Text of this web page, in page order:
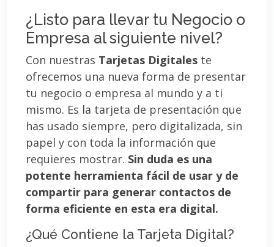
¿Listo para llevar tu Negocio o
Empresa al siguiente nivel?
Con nuestras Tarjetas Digitales te
ofrecemos una nueva forma de presentar
tu negocio o empresa al mundo y a ti
mismo. Es la tarjeta de presentación que
has usado siempre, pero digitalizada, sin
papel y con toda la información que
requieres mostrar. Sin duda es una
potente herramienta fácil de usar y de
compartir para generar contactos de
forma eficiente en esta era digital.
¿Qué Contiene la Tarjeta Digital?